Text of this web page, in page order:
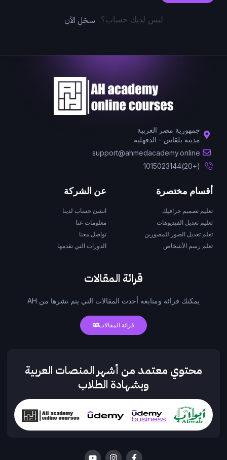
ليس لديك حساب؟ سجّل الآن
جمهورية مصر العربية
مدينة بلقاس - الدقهلية
support@ahmedacademy.online
(+20)1015023144
أقسام مختصرة
تعليم تصميم جرافيك
تعليم تعديل الفيديوهات
تعلم تعديل الصور للمصورين
تعلم رسم الأشخاص
عن الشركة
انشئ حساب لدينا
معلومات عنا
تواصل معنا
الدورات التي نقدمها
قرائة المقالات
يمكنك قرائة ومتابعه أحدث المقالات التي يتم نشرها من AH
قرائة المقالات
محتوي معتمد من أشهر المنصات العربية
وبشهادة الطلاب